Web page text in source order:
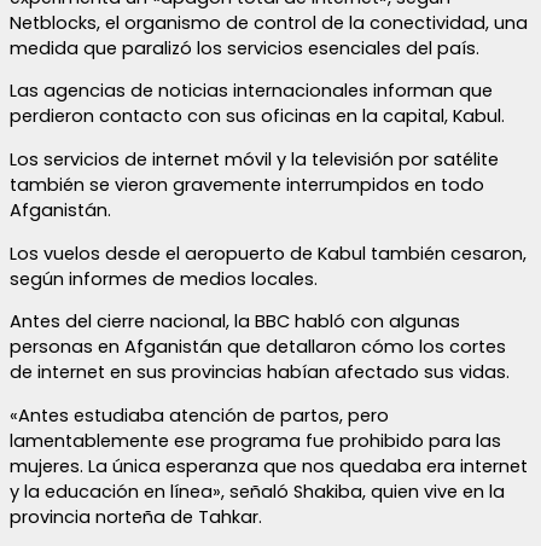
Netblocks, el organismo de control de la conectividad, una
medida que paralizó los servicios esenciales del país.
Las agencias de noticias internacionales informan que
perdieron contacto con sus oficinas en la capital, Kabul.
Los servicios de internet móvil y la televisión por satélite
también se vieron gravemente interrumpidos en todo
Afganistán.
Los vuelos desde el aeropuerto de Kabul también cesaron,
según informes de medios locales.
Antes del cierre nacional, la BBC habló con algunas
personas en Afganistán que detallaron cómo los cortes
de internet en sus provincias habían afectado sus vidas.
«Antes estudiaba atención de partos, pero
lamentablemente ese programa fue prohibido para las
mujeres. La única esperanza que nos quedaba era internet
y la educación en línea», señaló Shakiba, quien vive en la
provincia norteña de Tahkar.